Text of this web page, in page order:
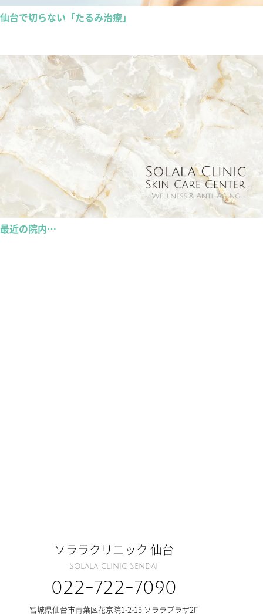
仙台で切らない「たるみ治療」
最近の院内…
ソララクリニック 仙台
Solala clinic Sendai
022-722-7090
宮城県仙台市青葉区花京院1-2-15 ソララプラザ2F